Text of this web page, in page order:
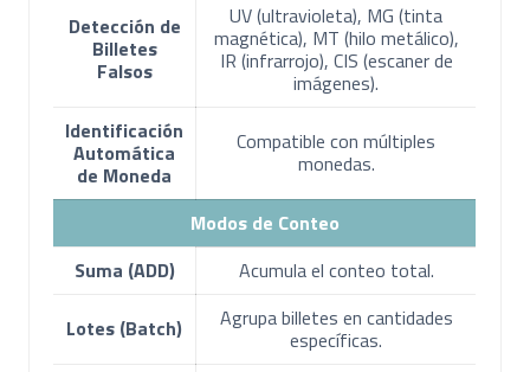
Detección de
Billetes
Falsos
UV (ultravioleta), MG (tinta
magnética), MT (hilo metálico),
IR (infrarrojo), CIS (escaner de
imágenes).
Identificación
Automática
de Moneda
Compatible con múltiples
monedas.
Modos de Conteo
Suma (ADD)
Acumula el conteo total.
Lotes (Batch) Agrupa billetes en cantidades
específicas.